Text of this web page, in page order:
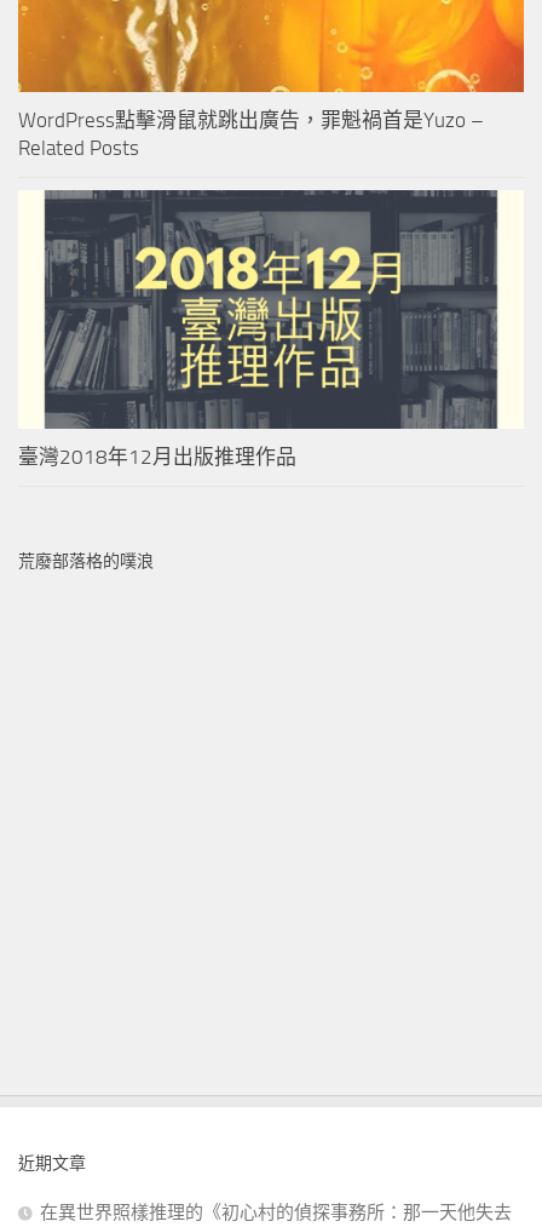
WordPress點擊滑鼠就跳出廣告，罪魁禍首是Yuzo –
Related Posts
臺灣2018年12月出版推理作品
荒廢部落格的噗浪
近期文章
在異世界照樣推理的《初心村的偵探事務所：那一天他失去